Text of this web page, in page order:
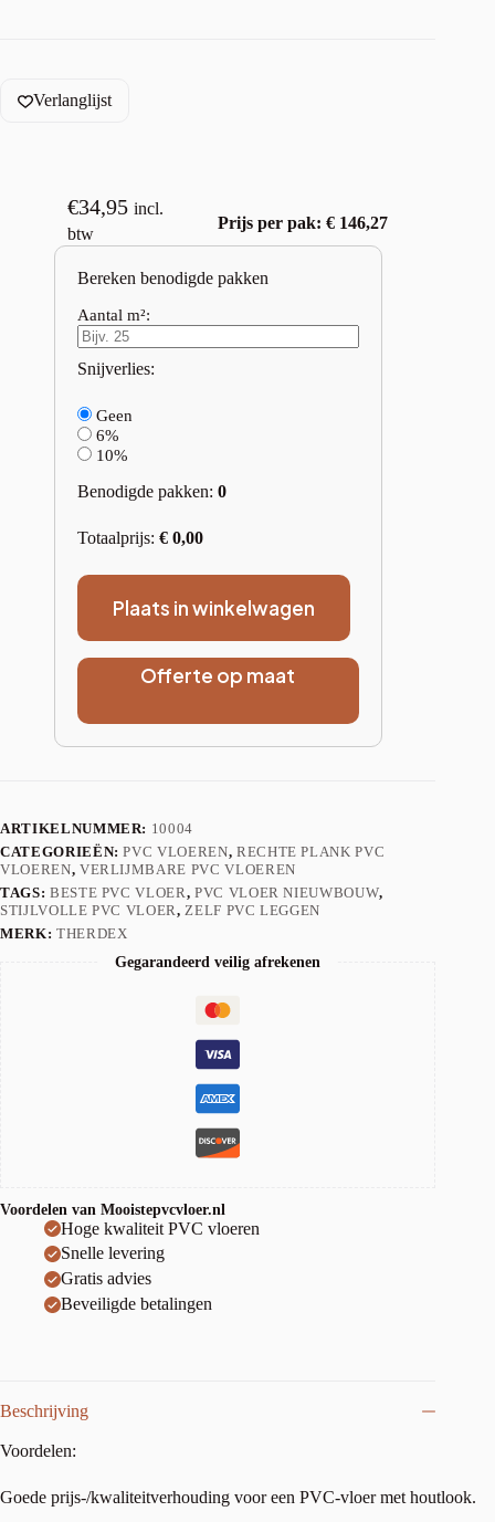
Verlanglijst
€34,95 incl.
btw
Prijs per pak: € 146,27
Bereken benodigde pakken
Aantal m²:
Snijverlies:
Geen
6%
10%
Benodigde pakken: 0
Totaalprijs: € 0,00
Plaats in winkelwagen
Offerte op maat
ARTIKELNUMMER: 10004
CATEGORIEËN:PVC VLOEREN, RECHTE PLANK PVC
VLOEREN, VERLIJMBARE PVC VLOEREN
TAGS: BESTE PVC VLOER, PVC VLOER NIEUWBOUW,
STIJLVOLLE PVC VLOER, ZELF PVC LEGGEN
MERK: THERDEX
Gegarandeerd veilig afrekenen
Voordelen van Mooistepvcvloer.nl
Hoge kwaliteit PVC vloeren
Snelle levering
Gratis advies
Beveiligde betalingen
Beschrijving
Voordelen:
Goede prijs-/kwaliteitverhouding voor een PVC-vloer met houtlook.